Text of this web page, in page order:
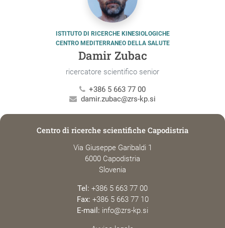
ISTITUTO DI RICERCHE KINESIOLOGICHE
CENTRO MEDITERRANEO DELLA SALUTE
Damir Zubac
ricercatore scientifico senior
+386 5 663 77 00
damir.zubac@zrs-kp.si
Centro di ricerche scientifiche Capodistria
Via Giuseppe Garibaldi 1
6000 Capodistria
Slovenia
Tel: +386 5 663 77 00
Fax: +386 5 663 77 10
E-mail: info@zrs-kp.si